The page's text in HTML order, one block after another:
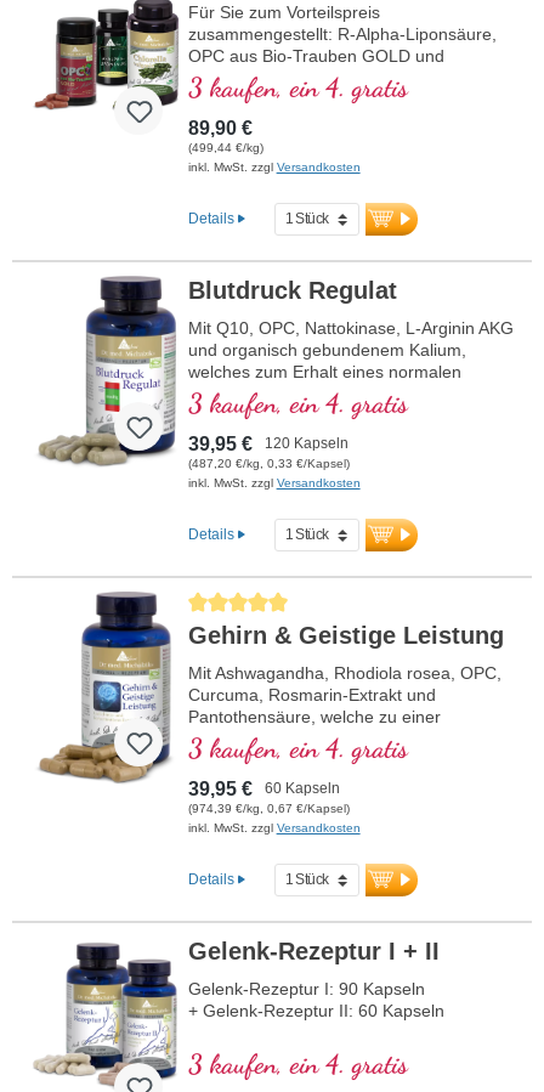
Für Sie zum Vorteilspreis
zusammengestellt: R-Alpha-Liponsäure,
OPC aus Bio-Trauben GOLD und
Chlorella
3 kaufen, ein 4. gratis
89,90 €
(499,44 €/kg)
inkl. MwSt. zzgl Versandkosten
Details
Blutdruck Regulat
Mit Q10, OPC, Nattokinase, L-Arginin AKG
und organisch gebundenem Kalium,
welches zum Erhalt eines normalen
Blutdrucks beiträgt.
3 kaufen, ein 4. gratis
39,95 € 120 Kapseln
(487,20 €/kg, 0,33 €/Kapsel)
inkl. MwSt. zzgl Versandkosten
Details
Durchschnittliche Bewertung von 5 von 5 Sternen
Gehirn & Geistige Leistung
Mit Ashwagandha, Rhodiola rosea, OPC,
Curcuma, Rosmarin-Extrakt und
Pantothensäure, welche zu einer
normalen geistigen Leistungsfähigkeit
beiträgt und an der Synthese und dem
Stoffwechsel einiger Neurotransmitter
beteiligt ist. B-Vitamine bioaktiv!
3 kaufen, ein 4. gratis
39,95 € 60 Kapseln
(974,39 €/kg, 0,67 €/Kapsel)
inkl. MwSt. zzgl Versandkosten
Details
Gelenk-Rezeptur I + II
Gelenk-Rezeptur I: 90 Kapseln
+ Gelenk-Rezeptur II: 60 Kapseln
3 kaufen, ein 4. gratis